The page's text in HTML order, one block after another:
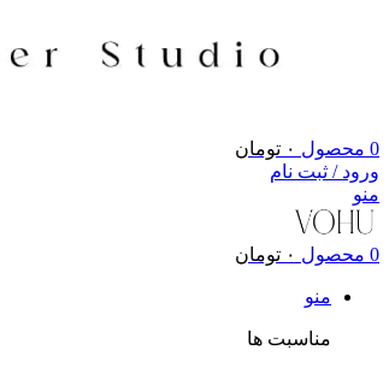
0 محصول ۰ تومان
ورود / ثبت نام
منو
0 محصول ۰ تومان
منو
مناسبت ها